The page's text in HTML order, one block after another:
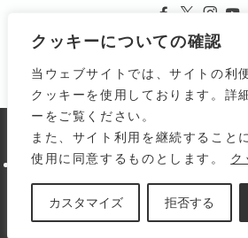
クッキーについての確認
当ウェブサイトでは、サイトの利
クッキーを使用しております。詳
ーをご覧ください。
また、サイト利用を継続すること
使用に同意するものとします。
ク
カスタマイズ 拒否する
よくある質問 関連リンク
個人情報の取り扱いについて
サイ
© 1998-2026 Japanese